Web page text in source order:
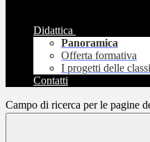
Didattica
Panoramica
Offerta formativa
I progetti delle classi
Contatti
Campo di ricerca per le pagine